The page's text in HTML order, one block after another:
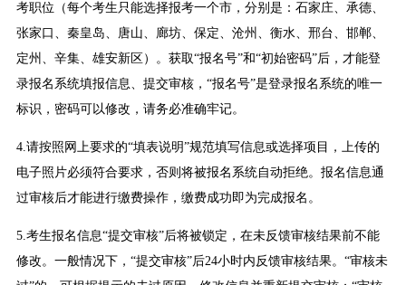
考职位（每个考生只能选择报考一个市，分别是：石家庄、承德、
张家口、秦皇岛、唐山、廊坊、保定、沧州、衡水、邢台、邯郸、
定州、辛集、雄安新区）。获取“报名号”和“初始密码”后，才能登
录报名系统填报信息、提交审核，“报名号”是登录报名系统的唯一
标识，密码可以修改，请务必准确牢记。
4.请按照网上要求的“填表说明”规范填写信息或选择项目，上传的
电子照片必须符合要求，否则将被报名系统自动拒绝。报名信息通
过审核后才能进行缴费操作，缴费成功即为完成报名。
5.考生报名信息“提交审核”后将被锁定，在未反馈审核结果前不能
修改。一般情况下，“提交审核”后24小时内反馈审核结果。“审核未